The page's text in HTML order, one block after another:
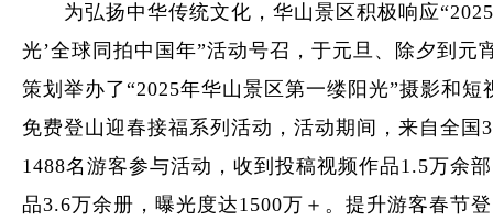
为弘扬中华传统文化，华山景区积极响应
光’全球同拍中国年”活动号召，于元旦、除夕到元
策划举办了“2025年华山景区第一缕阳光”摄影和短
免费登山迎春接福系列活动，活动期间，来自全国
1488名游客参与活动，收到投稿视频作品1.5万余
品3.6万余册，曝光度达1500万＋。提升游客春节